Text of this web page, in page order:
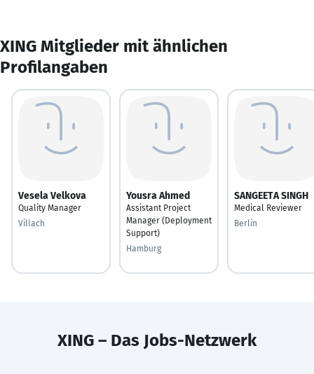
XING Mitglieder mit ähnlichen
Profilangaben
Vesela Velkova
Quality Manager
Villach
Yousra Ahmed
Assistant Project
Manager (Deployment
Support)
Hamburg
SANGEETA SINGH
Medical Reviewer
Berlin
XING – Das Jobs-Netzwerk